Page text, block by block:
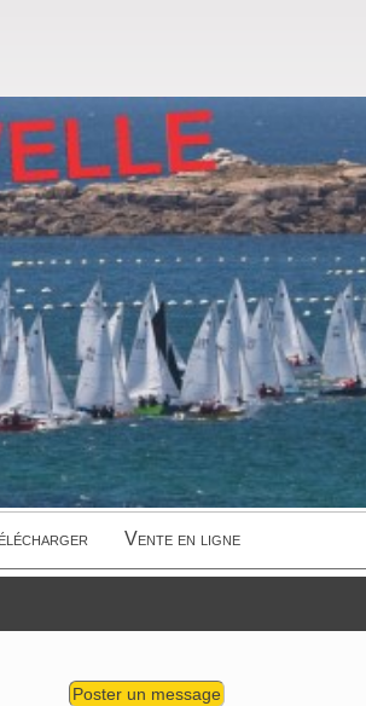
Vente en ligne
Poster un message